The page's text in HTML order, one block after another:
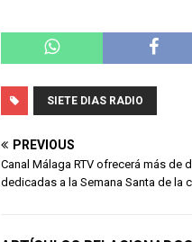
SIETE DIAS RADIO
PREVIOUS
Canal Málaga RTV ofrecerá más de
dedicadas a la Semana Santa de la